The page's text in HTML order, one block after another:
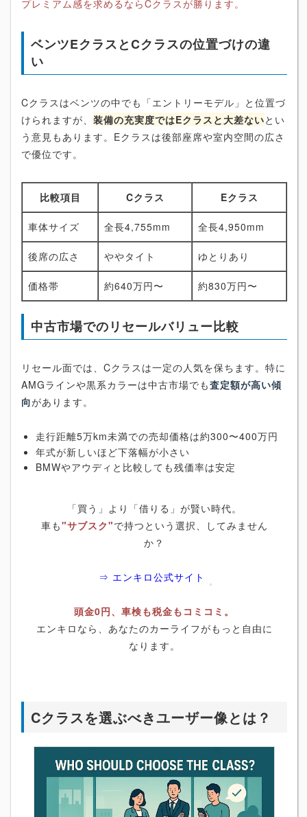
プレミアム感を求めるならCクラスが勝ります。
ベンツEクラスとCクラスの位置づけの違
い
Cクラスはベンツの中でも「エントリーモデル」と位置づ
けられますが、 装備の充実度ではEクラスと大差ないとい
う意見もあります。Eクラスは後部座席や室内空間の広さ
で優位です。
比較項目 Cクラス Eクラス
車体サイズ 全長4,755mm 全長4,950mm
後席の広さ ややタイト ゆとりあり
価格帯 約640万円〜 約830万円〜
中古市場でのリセールバリュー比較
リセール面では、Cクラスは一定の人気を保ちます。特に
AMGラインや黒系カラーは中古市場でも査定額が高い傾
向があります。
走行距離5万km未満での売却価格は約300〜400万円
年式が新しいほど下落幅が小さい
BMWやアウディと比較しても残価率は安定
「買う」より「借りる」が賢い時代。
車も"サブスク"で持つという選択、してみません
か？
⇒ エンキロ公式サイト
頭金0円、車検も税金もコミコミ。
エンキロなら、あなたのカーライフがもっと自由に
なります。
Cクラスを選ぶべきユーザー像とは？